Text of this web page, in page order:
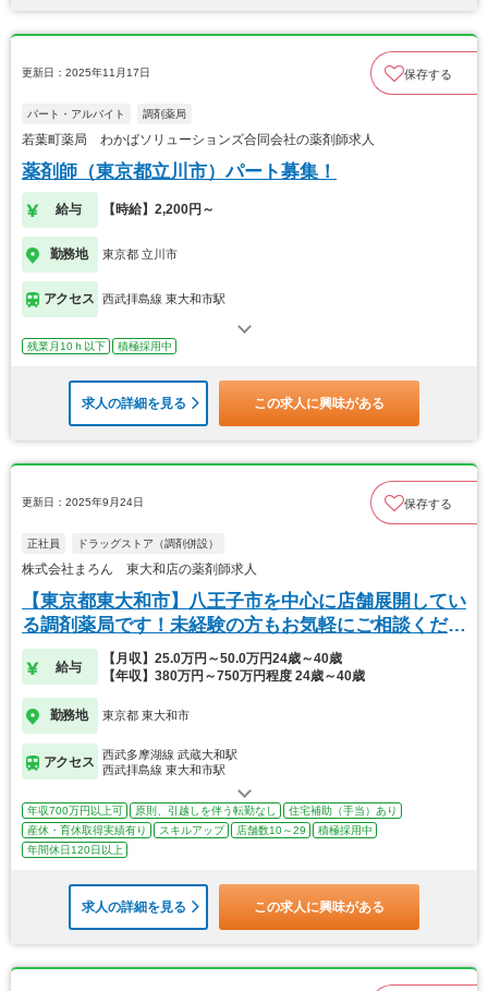
更新日：2025年11月17日 保存する
パート・アルバイト 調剤薬局
若葉町薬局 わかばソリューションズ合同会社の薬剤師求人
薬剤師（東京都立川市）パート募集！
給与 【時給】2,200円～
勤務地 東京都 立川市
アクセス 西武拝島線 東大和市駅
残業月10ｈ以下 積極採用中
求人の詳細を見る この求人に興味がある
更新日：2025年9月24日 保存する
正社員 ドラッグストア（調剤併設）
株式会社まろん 東大和店の薬剤師求人
【東京都東大和市】八王子市を中心に店舗展開してい
る調剤薬局です！未経験の方もお気軽にご相談くださ
い♪
給与
【月収】25.0万円～50.0万円24歳～40歳
【年収】380万円～750万円程度 24歳～40歳
勤務地 東京都 東大和市
アクセス
西武多摩湖線 武蔵大和駅
西武拝島線 東大和市駅
年収700万円以上可 原則、引越しを伴う転勤なし
住宅補助（手当）あり
産休・育休取得実績有り
スキルアップ 店舗数10～29
積極採用中
年間休日120日以上
求人の詳細を見る この求人に興味がある